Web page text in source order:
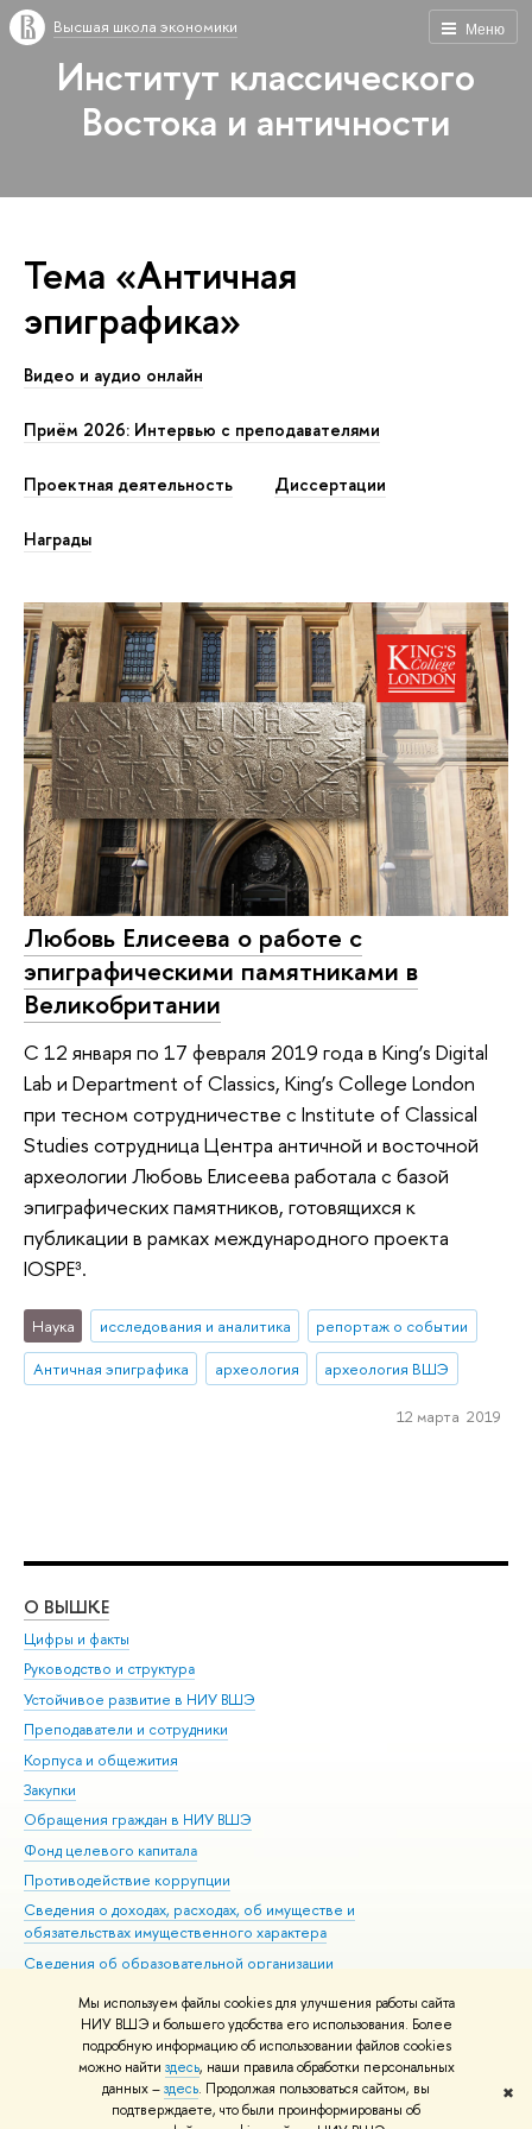
Мы используем файлы cookies для улучшения работы сайта
НИУ ВШЭ и большего удобства его использования. Более
подробную информацию об использовании файлов cookies
можно найти здесь, наши правила обработки персональных
данных –здесь. Продолжая пользоваться сайтом, вы
подтверждаете, что были проинформированы об
✖
Меню
Высшая школа экономики
Институт классического
Востока и античности
Тема «Античная
эпиграфика»
Видео и аудио онлайн
Приём 2026: Интервью с преподавателями
Проектная деятельность Диссертации
Награды
Любовь Елисеева о работе с
эпиграфическими памятниками в
Великобритании
С 12 января по 17 февраля 2019 года в King’s Digital
Lab и Department of Classics, King’s College London
при тесном сотрудничестве с Institute of Classical
Studies сотрудница Центра античной и восточной
археологии Любовь Елисеева работала с базой
эпиграфических памятников, готовящихся к
публикации в рамках международного проекта
IOSPE³.
Наука исследования и аналитика
репортаж о событии
Античная эпиграфика
археология археология ВШЭ
12 марта 2019
О ВЫШКЕ
Цифры и факты
Руководство и структура
Устойчивое развитие в НИУ ВШЭ
Преподаватели и сотрудники
Корпуса и общежития
Закупки
Обращения граждан в НИУ ВШЭ
Фонд целевого капитала
Противодействие коррупции
Сведения о доходах, расходах, об имуществе и
обязательствах имущественного характера
Сведения об образовательной организации
Людям с ограниченными возможностями здоровья
Единая платежная страница
Работа в Вышке